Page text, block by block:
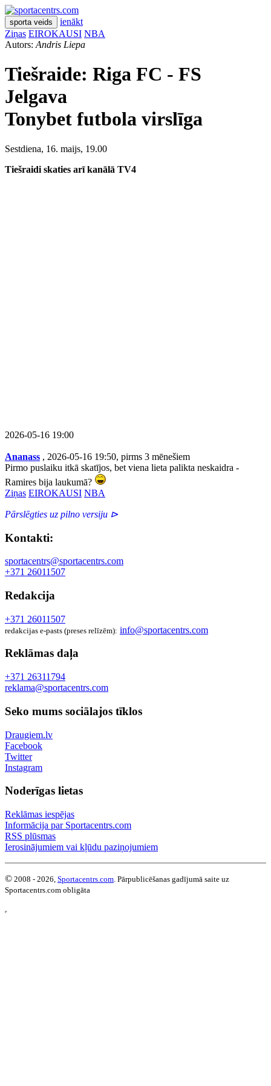
sporta veids
ienākt
Ziņas EIROKAUSI NBA
Autors: Andris Liepa
Tiešraide: Riga FC - FS
Jelgava
Tonybet futbola virslīga
Sestdiena, 16. maijs, 19.00
Tiešraidi skaties arī kanālā TV4
2026-05-16 19:00
Ananass , 2026-05-16 19:50, pirms 3 mēnešiem
Pirmo puslaiku itkā skatījos, bet viena lieta palikta neskaidra -
Ramires bija laukumā?
Ziņas EIROKAUSI NBA
Pārslēgties uz pilno versiju ⊳
Kontakti:
sportacentrs@sportacentrs.com
+371 26011507
Redakcija
+371 26011507
redakcijas e-pasts (preses relīzēm): info@sportacentrs.com
Reklāmas daļa
+371 26311794
reklama@sportacentrs.com
Seko mums sociālajos tīklos
Draugiem.lv
Facebook
Twitter
Instagram
Noderīgas lietas
Reklāmas iespējas
Informācija par Sportacentrs.com
RSS plūsmas
Ierosinājumiem vai kļūdu paziņojumiem
© 2008 - 2026, Sportacentrs.com. Pārpublicēšanas gadījumā saite uz
Sportacentrs.com obligāta